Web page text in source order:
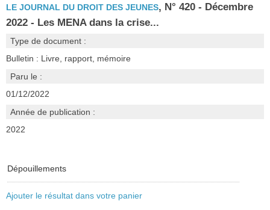
LE JOURNAL DU DROIT DES JEUNES, N° 420 - Décembre
2022 - Les MENA dans la crise...
Type de document :
Bulletin : Livre, rapport, mémoire
Paru le :
01/12/2022
Année de publication :
2022
Dépouillements
Ajouter le résultat dans votre panier